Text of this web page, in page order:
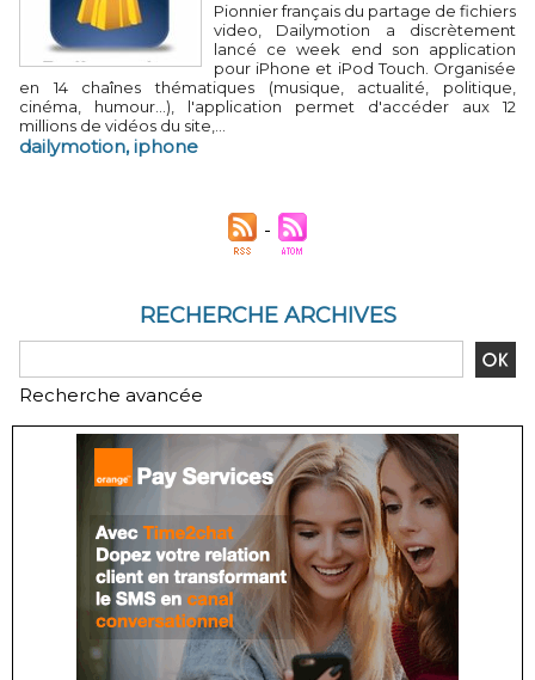
Pionnier français du partage de fichiers
video, Dailymotion a discrètement
lancé ce week end son application
pour iPhone et iPod Touch. Organisée
en 14 chaînes thématiques (musique, actualité, politique,
cinéma, humour…), l'application permet d'accéder aux 12
millions de vidéos du site,...
dailymotion,iphone
RECHERCHE ARCHIVES
Recherche avancée